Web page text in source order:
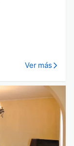
Ver más